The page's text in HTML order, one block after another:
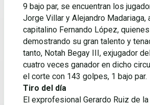
9 bajo par, se encuentran los
Jorge Villar y Alejandro Madariaga,
capitalino Fernando López,
demostrando su gran talento y
tanto, Notah Begay III, exjugador
cuatro veces ganador en dicho
el corte con 143 golpes, 1 bajo par.
Tiro del día
El exprofesional Gerardo Ruiz de la